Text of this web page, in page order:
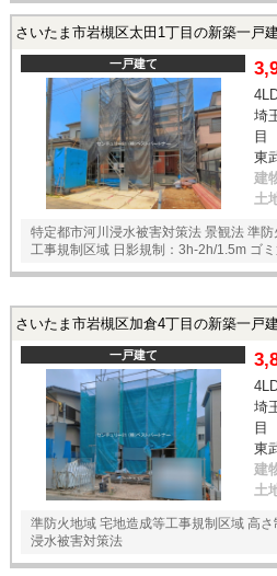
さいたま市岩槻区太田1丁目の新築一戸
一戸建て
埼
目
東
建
土
特定都市河川浸水被害対策法 景観法 準
工事規制区域 日影規制：3h-2h/1.5m ゴ
さいたま市岩槻区加倉4丁目の新築一戸
一戸建て
埼
目
東
建
土
準防火地域 宅地造成等工事規制区域 高
浸水被害対策法